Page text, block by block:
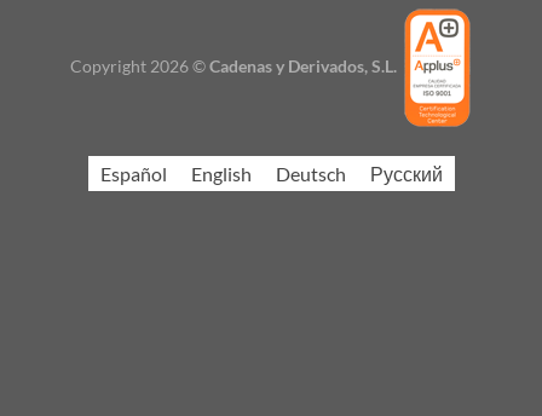
Copyright 2026 ©Cadenas y Derivados, S.L.
Español English Deutsch Русский